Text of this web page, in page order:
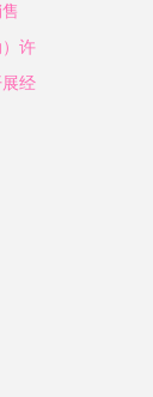
许
经